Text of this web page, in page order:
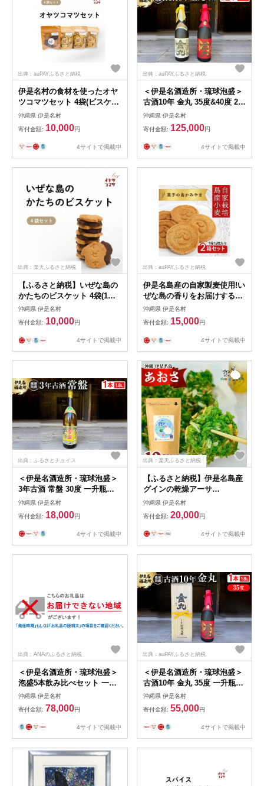
出典：auPAYふるさと納税
伊是名村の食材を使ったオヤ
ツコマツセット 4袋(ビスケッ
ト1袋・クラッカー3袋)
【1693548】
沖縄県 伊是名村
寄付金額: 10,000円
4サイトで掲載中
出典：auPAYふるさと納税
＜伊是名酒造所・琉球泡盛＞
古酒10年 金丸 35度&40度 2本
飲み比べセット(各1800ml)
【1656722】
沖縄県 伊是名村
寄付金額: 125,000円
4サイトで掲載中
出典：楽天ふるさと納税
【ふるさと納税】いぜな島の
かたちのビスケット 4袋(1袋
14枚)【1693549】
沖縄県 伊是名村
寄付金額: 10,000円
4サイトで掲載中
出典：auPAYふるさと納税
伊是名島産の自家製麦使用!い
ぜな島の香りをお届けする王
様クッキー 2箱(1箱15枚)
【1693541】
沖縄県 伊是名村
寄付金額: 15,000円
4サイトで掲載中
出典：ふるさとチョイス
＜伊是名酒造所・琉球泡盛＞
3年古酒 常盤 30度 一升瓶
(1800ml)【1656725】
沖縄県 伊是名村
寄付金額: 18,000円
4サイトで掲載中
出典：楽天ふるさと納税
【ふるさと納税】伊是名島産
グインの乾燥アーサ
10g×10P【1731528】
沖縄県 伊是名村
寄付金額: 20,000円
4サイトで掲載中
出典：ANAのふるさと納税
＜伊是名酒造所・琉球泡盛＞
泡盛5本飲み比べセット 一般
酒&古酒3年・5年(各1800ml)
【1657396】
沖縄県 伊是名村
寄付金額: 78,000円
4サイトで掲載中
出典：auPAYふるさと納税
＜伊是名酒造所・琉球泡盛＞
古酒10年 金丸 35度 一升瓶
(1800ml)【1656504】
沖縄県 伊是名村
寄付金額: 55,000円
4サイトで掲載中